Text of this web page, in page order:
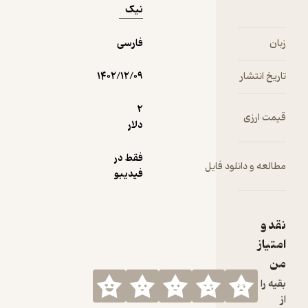
خودتان را زیر
نیک
زبان فارسی
تاریخ انتشار ۱۴۰۲/۱۲/۰۹
قیمت ارزی
مطالعه و دانلود فایل
فقط در
فیدیبو
نقد و
امتیاز
من
بقیه را